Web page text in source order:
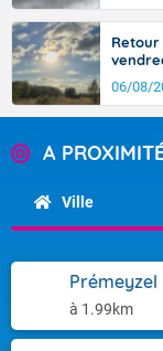
06/08/
A
Ville
Prémeyzel
à 1.99km